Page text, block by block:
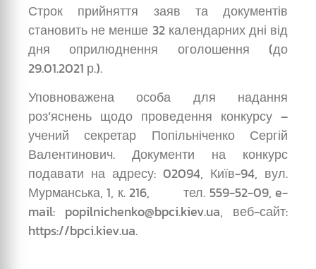
Строк прийняття заяв та документів
становить не менше 32 календарних дні від
дня оприлюднення оголошення (до
29.01.2021 р.).
Уповноважена особа для надання
роз’яснень щодо проведення конкурсу –
учений секретар Попільніченко Сергій
Валентинович. Документи на конкурс
подавати на адресу: 02094, Київ-94, вул.
Мурманська, 1, к. 216, тел. 559-52-09, e-
mail: popilnichenko@bpci.kiev.ua, веб-сайт:
https://bpci.kiev.ua.